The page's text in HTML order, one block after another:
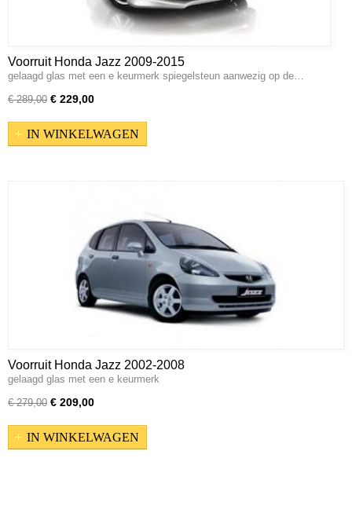
Voorruit Honda Jazz 2009-2015
gelaagd glas met een e keurmerk spiegelsteun aanwezig op de…
€ 289,00 € 229,00
IN WINKELWAGEN
Voorruit Honda Jazz 2002-2008
gelaagd glas met een e keurmerk
€ 279,00 € 209,00
IN WINKELWAGEN